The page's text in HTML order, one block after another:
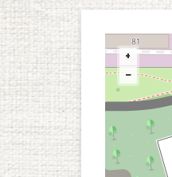
RESTAURANTS
PLAN
ÜBER UNS
+
−